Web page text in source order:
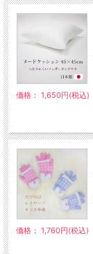
価格： 1,650円(税込)
価格： 1,760円(税込)